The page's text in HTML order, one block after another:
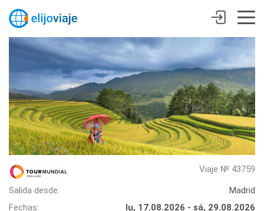
Viaje № 43759
Salida desde:
Madrid
Fechas:
lu, 17.08.2026 - sá, 29.08.2026